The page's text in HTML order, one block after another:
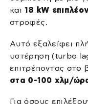
και 18 kW
στροφές.
Αυτό εξαλείφει
υστέρηση (turbo
επιτρέποντας στο
στα 0-100 χλμ/
Για όσους